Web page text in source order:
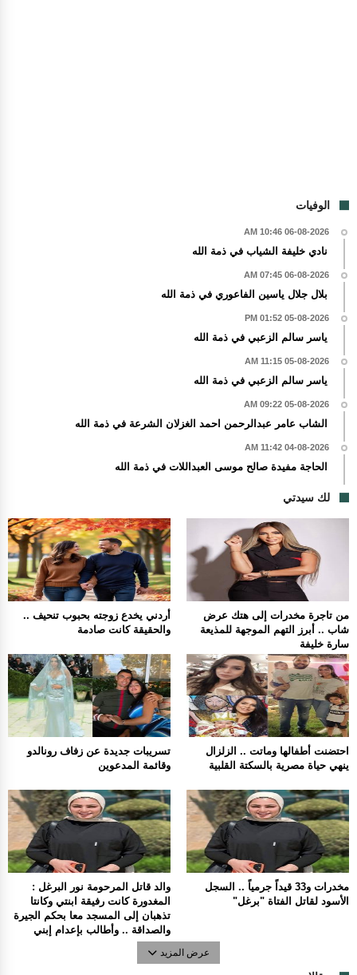
الوفيات
06-08-2026 10:46 AM
نادي خليفة الشياب في ذمة الله
06-08-2026 07:45 AM
بلال جلال ياسين الفاعوري في ذمة الله
05-08-2026 01:52 PM
ياسر سالم الزعبي في ذمة الله
05-08-2026 11:15 AM
ياسر سالم الزعبي في ذمة الله
05-08-2026 09:22 AM
الشاب عامر عبدالرحمن احمد الغزلان الشرعة في ذمة الله
04-08-2026 11:42 AM
الحاجة مفيدة صالح موسى العبداللات في ذمة الله
لك سيدتي
أردني يخدع زوجته بحبوب تنحيف ..
والحقيقة كانت صادمة
من تاجرة مخدرات إلى هتك عرض
شاب .. أبرز التهم الموجهة للمذيعة
سارة خليفة
تسريبات جديدة عن زفاف رونالدو
وقائمة المدعوين
احتضنت أطفالها وماتت .. الزلزال
ينهي حياة مصرية بالسكتة القلبية
والد قاتل المرحومة نور البرغل :
المغدورة كانت رفيقة ابنتي وكانتا
تذهبان إلى المسجد معا بحكم الجيرة
والصداقة .. وأطالب بإعدام إبني
مخدرات و33 قيداً جرمياً .. السجل
الأسود لقاتل الفتاة "برغل"
عرض المزيد